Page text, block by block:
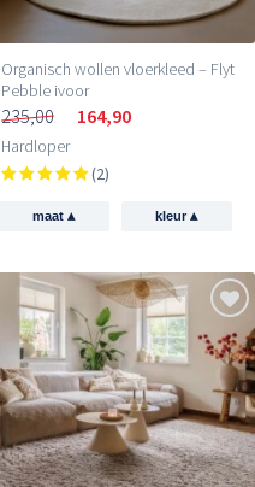
Organisch wollen vloerkleed – Flyt
Pebble ivoor
235,00 164,90
Hardloper
(2)
maat ▴ kleur▴